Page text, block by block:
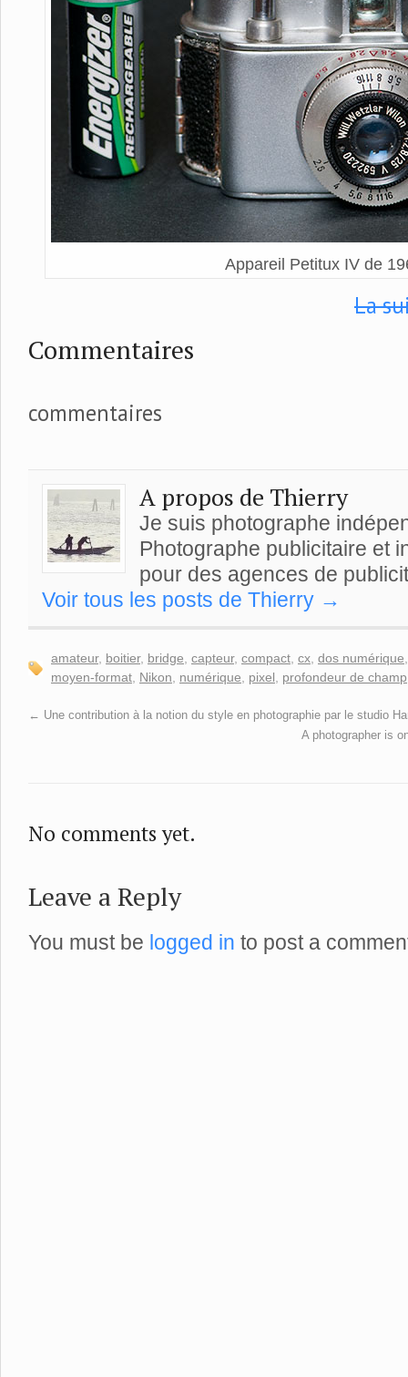
Appareil Petitux IV de
La
Commentaires
commentaires
A propos de Thierry
Je suis photographe
Photographe publicitaire et
pour des agences de
Voir tous les posts de Thierry →
amateur, boitier, bridge capteur, compact cx dos numérique
moyen-format Nikon numérique pixel profondeur de champ
← Une contribution à la notion du style en photographie par le studio
A photographer is
No comments yet.
Leave a Reply
You must be logged in to post a